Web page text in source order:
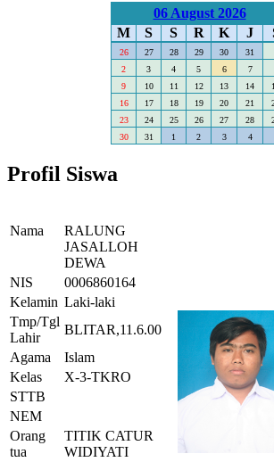
06 August 2026
M
S S R K J
26 27 28 29 30 31
2
3 4 5 6 7
9
10 11 12 13 14
16
17 18 19 20 21
23
24 25 26 27 28
30
31 1 2 3 4
Profil Siswa
Nama
RALUNG
JASALLOH
DEWA
NIS
0006860164
Kelamin Laki-laki
Tmp/Tgl
Lahir
BLITAR,11.6.00
Agama
Islam
Kelas
X-3-TKRO
STTB
NEM
Orang
tua
TITIK CATUR
WIDIYATI